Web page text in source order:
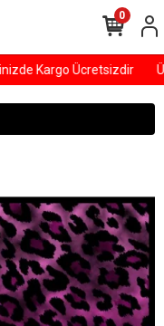
Kargo Ücretsizdir
0